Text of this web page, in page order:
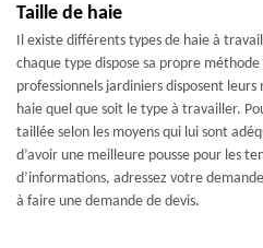
Taille de haie
Il existe différents types de haie à
chaque type dispose sa propre
professionnels jardiniers disposent
haie quel que soit le type à travailler.
taillée selon les moyens qui lui sont
d’avoir une meilleure pousse pour les
d’informations, adressez votre
à faire une demande de devis.